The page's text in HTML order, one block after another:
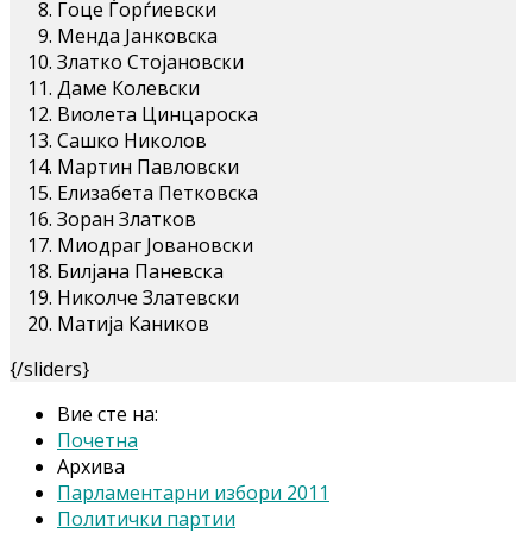
Гоце Ѓорѓиевски
Менда Јанковска
Златко Стојановски
Даме Колевски
Виолета Цинцароска
Сашко Николов
Мартин Павловски
Елизабета Петковска
Зоран Златков
Миодраг Јовановски
Билјана Паневска
Николче Златевски
Матија Каников
{/sliders}
Вие сте на:
Почетна
Архива
Парламентарни избори 2011
Политички партии